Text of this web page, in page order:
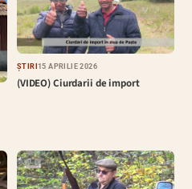
ȘTIRI15 APRILIE 2026
(VIDEO) Ciurdarii de import